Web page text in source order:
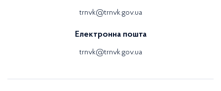
trnvk@trnvk.gov.ua
Електронна пошта
trnvk@trnvk.gov.ua